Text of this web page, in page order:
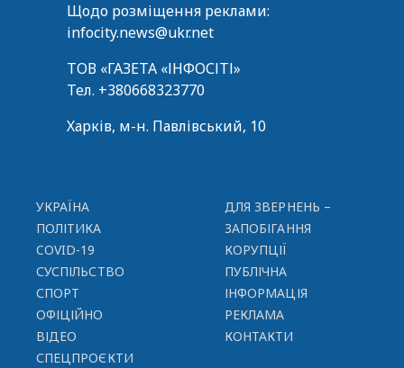
Щодо розміщення реклами:
infocity.news@ukr.net
ТОВ «ГАЗЕТА «ІНФОСІТІ»
Тел. +380668323770
Харків, м-н. Павлівський, 10
УКРАЇНА
ПОЛІТИКА
COVID-19
СУСПІЛЬСТВО
СПОРТ
ОФІЦІЙНО
ВІДЕО
СПЕЦПРОЄКТИ
ДЛЯ ЗВЕРНЕНЬ –
ЗАПОБІГАННЯ
КОРУПЦІЇ
ПУБЛІЧНА
ІНФОРМАЦІЯ
РЕКЛАМА
КОНТАКТИ